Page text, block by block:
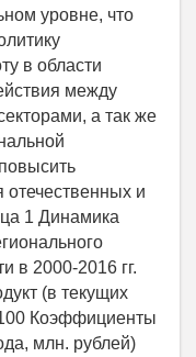
уровне, что
в области
между
а так же
отечественных и
1 Динамика
в 2000-2016 гг.
(в текущих
Коэффициенты
млн. рублей)